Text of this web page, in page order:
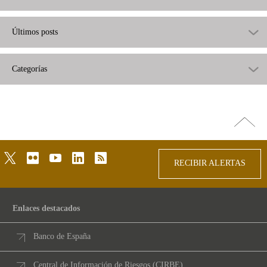
Últimos posts
Categorías
arriba
twitterflickr youtubelinkedinrss
RECIBIR ALERTAS
Enlaces destacados
Banco de España
Central de Información de Riesgos (CIRBE)